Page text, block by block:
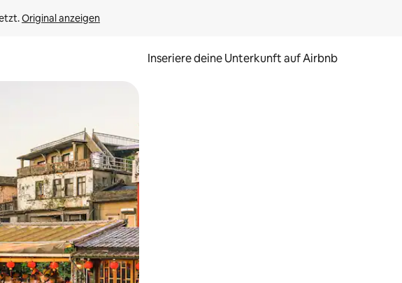
Original anzeigen
Inseriere deine Unterkunft auf Airbnb
durch Berühren oder Wischgesten.